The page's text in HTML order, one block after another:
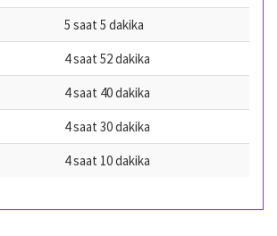
5 saat 5 dakika
4 saat 52 dakika
4 saat 40 dakika
4 saat 30 dakika
4 saat 10 dakika